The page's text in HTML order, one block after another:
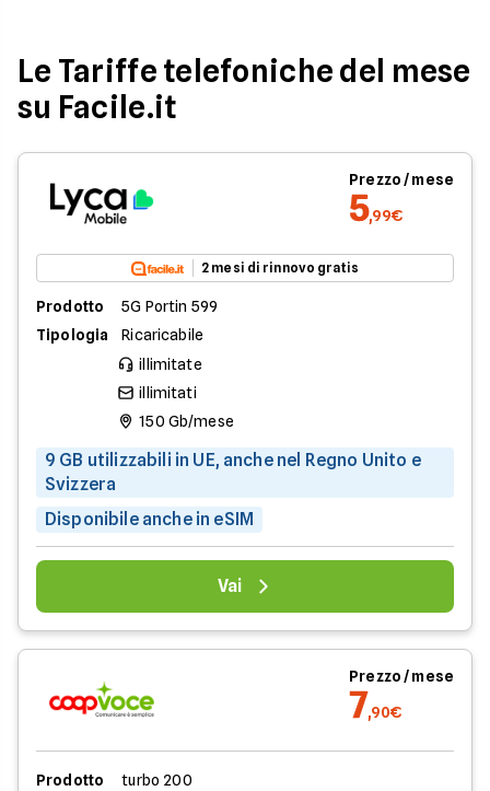
Le Tariffe telefoniche del mese
su Facile.it
Prezzo / mese
5,99€
2 mesi di rinnovo gratis
Prodotto
5G Portin 599
Tipologia
Ricaricabile
illimitate
illimitati
150 Gb/mese
9 GB utilizzabili in UE, anche nel Regno Unito e
Svizzera
Disponibile anche in eSIM
Vai
Prezzo / mese
7,90€
Prodotto
turbo 200